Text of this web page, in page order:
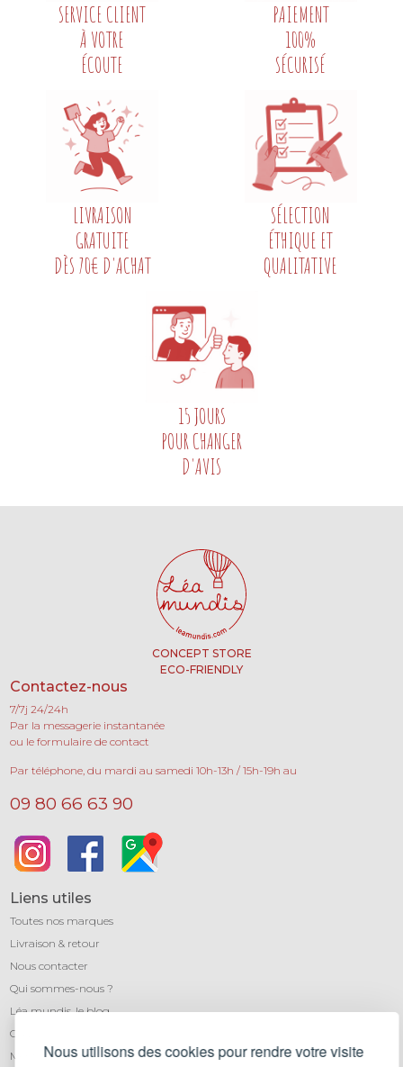
Nous utilisons des cookies pour rendre votre visite
SERVICE CLIENT
À VOTRE
ÉCOUTE
PAIEMENT
100%
SÉCURISÉ
LIVRAISON
GRATUITE
DÈS 70€ D'ACHAT
SÉLECTION
ÉTHIQUE ET
QUALITATIVE
15 JOURS
POUR CHANGER
D'AVIS
CONCEPT STORE
ECO-FRIENDLY
Contactez-nous
7/7j 24/24h
Par la messagerie instantanée
ou le formulaire de contact
Par téléphone, du mardi au samedi 10h-13h / 15h-19h au
09 80 66 63 90
Liens utiles
Toutes nos marques
Livraison & retour
Nous contacter
Qui sommes-nous ?
Léa mundis, le blog
CGV
Mentions légales